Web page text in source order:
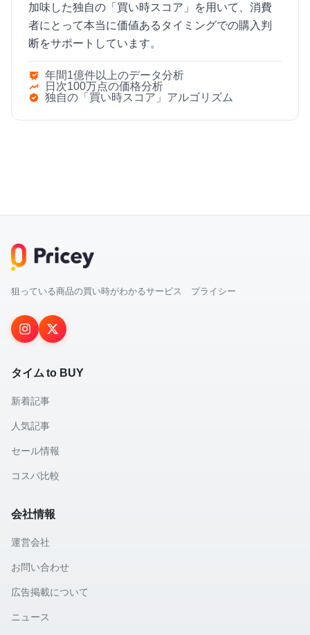
加味した独自の「買い時スコア」を用いて、消費
者にとって本当に価値あるタイミングでの購入判
断をサポートしています。
年間1億件以上のデータ分析
日次100万点の価格分析
独自の「買い時スコア」アルゴリズム
狙っている商品の買い時がわかるサービス プライシー
タイム to BUY
新着記事
人気記事
セール情報
コスパ比較
会社情報
運営会社
お問い合わせ
広告掲載について
ニュース